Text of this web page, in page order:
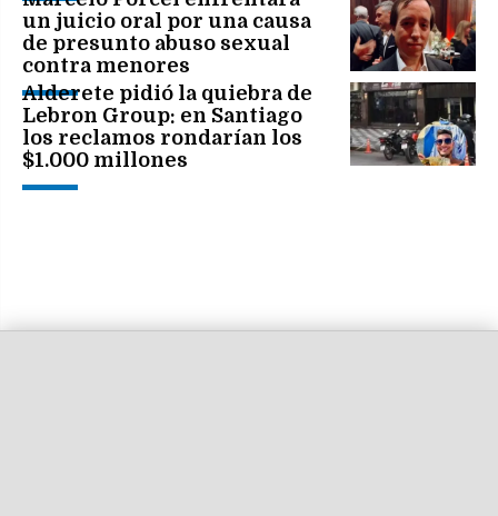
un juicio oral por una causa
de presunto abuso sexual
contra menores
Alderete pidió la quiebra de
Lebron Group: en Santiago
los reclamos rondarían los
$1.000 millones